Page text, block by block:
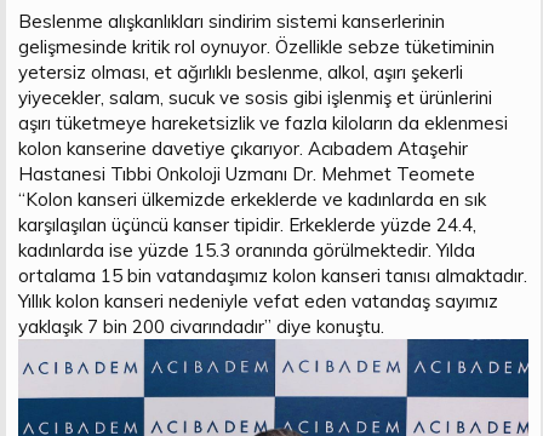
Beslenme alışkanlıkları sindirim sistemi kanserlerinin
gelişmesinde kritik rol oynuyor. Özellikle sebze tüketiminin
yetersiz olması, et ağırlıklı beslenme, alkol, aşırı şekerli
yiyecekler, salam, sucuk ve sosis gibi işlenmiş et ürünlerini
aşırı tüketmeye hareketsizlik ve fazla kiloların da eklenmesi
kolon kanserine davetiye çıkarıyor. Acıbadem Ataşehir
Hastanesi Tıbbi Onkoloji Uzmanı Dr. Mehmet Teomete
“Kolon kanseri ülkemizde erkeklerde ve kadınlarda en sık
karşılaşılan üçüncü kanser tipidir. Erkeklerde yüzde 24.4,
kadınlarda ise yüzde 15.3 oranında görülmektedir. Yılda
ortalama 15 bin vatandaşımız kolon kanseri tanısı almaktadır.
Yıllık kolon kanseri nedeniyle vefat eden vatandaş sayımız
yaklaşık 7 bin 200 civarındadır” diye konuştu.